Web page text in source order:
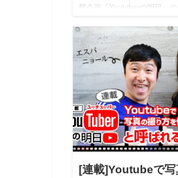
載企画「Youtuberの明日」
[連載]Youtubeで写